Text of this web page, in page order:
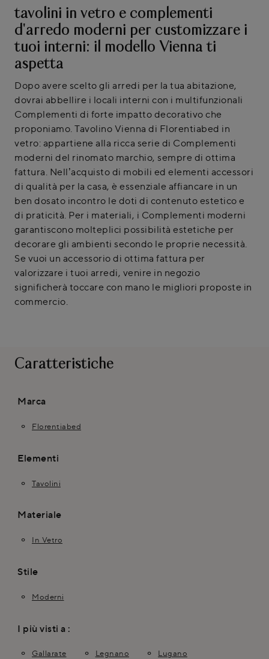
tavolini in vetro e complementi
d'arredo moderni per customizzare i
tuoi interni: il modello Vienna ti
aspetta
Dopo avere scelto gli arredi per la tua abitazione,
dovrai abbellire i locali interni con i multifunzionali
Complementi di forte impatto decorativo che
proponiamo. Tavolino Vienna di Florentiabed in
vetro: appartiene alla ricca serie di Complementi
moderni del rinomato marchio, sempre di ottima
fattura. Nell’acquisto di mobili ed elementi accessori
di qualità per la casa, è essenziale affiancare in un
ben dosato incontro le doti di contenuto estetico e
di praticità. Per i materiali, i Complementi moderni
garantiscono molteplici possibilità estetiche per
decorare gli ambienti secondo le proprie necessità.
Se vuoi un accessorio di ottima fattura per
valorizzare i tuoi arredi, venire in negozio
significherà toccare con mano le migliori proposte in
commercio.
Caratteristiche
Marca
Florentiabed
Elementi
Tavolini
Materiale
In Vetro
Stile
Moderni
I più visti a :
Gallarate Legnano Lugano